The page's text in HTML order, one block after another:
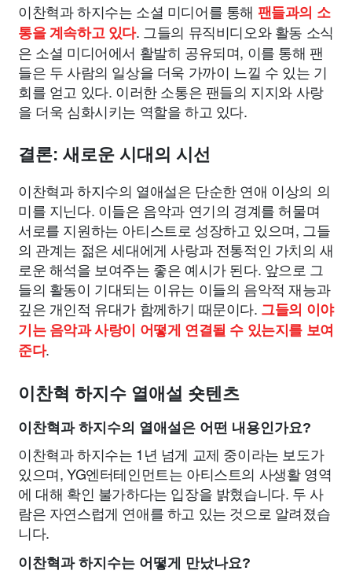
이찬혁과 하지수는 소셜 미디어를 통해 팬들과의 소
통을 계속하고 있다. 그들의 뮤직비디오와 활동 소식
은 소셜 미디어에서 활발히 공유되며, 이를 통해 팬
들은 두 사람의 일상을 더욱 가까이 느낄 수 있는 기
회를 얻고 있다. 이러한 소통은 팬들의 지지와 사랑
을 더욱 심화시키는 역할을 하고 있다.
결론: 새로운 시대의 시선
이찬혁과 하지수의 열애설은 단순한 연애 이상의 의
미를 지닌다. 이들은 음악과 연기의 경계를 허물며
서로를 지원하는 아티스트로 성장하고 있으며, 그들
의 관계는 젊은 세대에게 사랑과 전통적인 가치의 새
로운 해석을 보여주는 좋은 예시가 된다. 앞으로 그
들의 활동이 기대되는 이유는 이들의 음악적 재능과
깊은 개인적 유대가 함께하기 때문이다. 그들의 이야
기는 음악과 사랑이 어떻게 연결될 수 있는지를 보여
준다.
이찬혁 하지수 열애설 숏텐츠
이찬혁과 하지수의 열애설은 어떤 내용인가요?
이찬혁과 하지수는 1년 넘게 교제 중이라는 보도가
있으며, YG엔터테인먼트는 아티스트의 사생활 영역
에 대해 확인 불가하다는 입장을 밝혔습니다. 두 사
람은 자연스럽게 연애를 하고 있는 것으로 알려졌습
니다.
이찬혁과 하지수는 어떻게 만났나요?